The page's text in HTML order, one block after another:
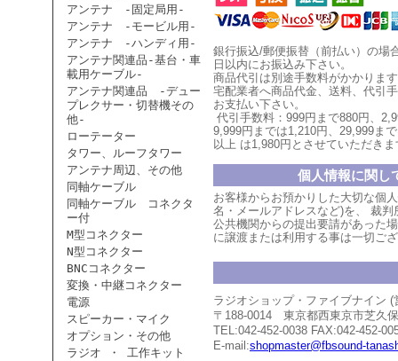
アンテナ -固定局用-
アンテナ -モービル用-
アンテナ -ハンディ用-
アンテナ関連品-基台・車
載用ケーブル-
アンテナ関連品 -デュー
プレクサー・切替機その
他-
ローテーター
タワー、ルーフタワー
アンテナ周辺、その他
同軸ケーブル
同軸ケーブル コネクタ
ー付
M型コネクター
N型コネクター
BNCコネクター
変換・中継コネクター
電源
スピーカー・マイク
オプション・その他
ラジオ ・ 工作キット
銀行振込/郵便振替（前払い）の場
日以内にお振込み下さい。
商品代引は別途手数料がかかりま
宅配業者へ商品代金、送料、代引
お支払い下さい。
代引手数料：999円まで880円、
9,999円までは1,210円、 29,999まで
以上 は1,980円とさせていただき
個人情報に関し
お客様からお預かりした大切な個
名・メールアドレスなど)を、 裁判
公共機関からの提出要請があった
に譲渡または利用する事は一切ご
ラジオショップ・ファイブナイン
〒188-0014 東京都西東京市芝久
TEL:042-452-0038 FAX:042-452-
E-mail:shopmaster@fbsound-